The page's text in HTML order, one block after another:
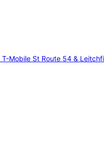
T-Mobile St Route 54 &